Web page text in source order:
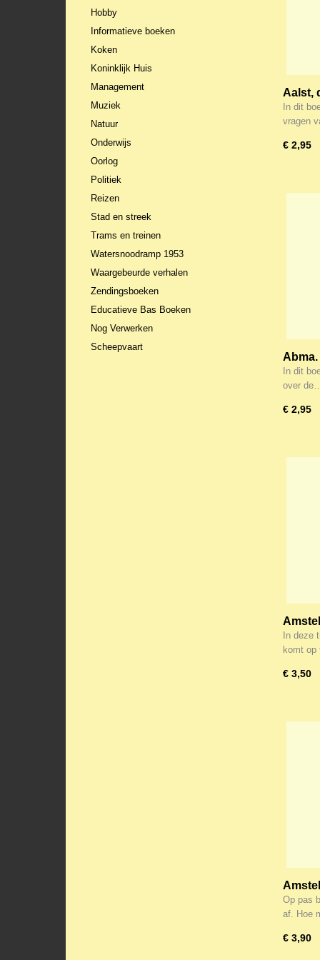
Hobby
Informatieve boeken
Koken
Koninklijk Huis
Management
Muziek
Natuur
Onderwijs
Oorlog
Politiek
Reizen
Stad en streek
Trams en treinen
Watersnoodramp 1953
Waargebeurde verhalen
Zendingsboeken
Educatieve Bas Boeken
Nog Verwerken
Scheepvaart
Aalst,
wegen
In dit
vragen
€ 2,95
Abma.
In dit
over
€ 2,95
kort
In deze
komt
€ 3,50
het
Op pas
af. Hoe
€ 3,90